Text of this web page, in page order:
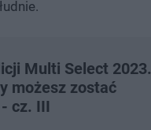
Multi Select 2023.
możesz zostać
cz. III